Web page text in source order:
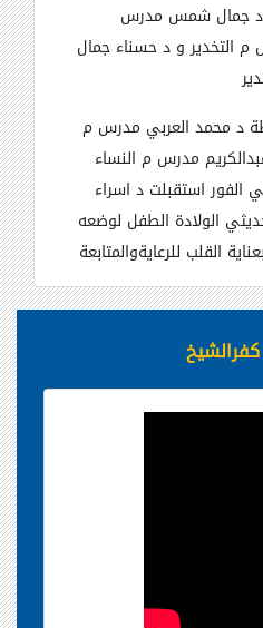
د جمال شمس مدرس
م التخدير و د حسناء جمال
د محمد العربي مدرس م
مدرس م النساء
الفور استقبلت د اسراء
الولادة الطفل لوضعه
القلب للرعايةوالمتابعة